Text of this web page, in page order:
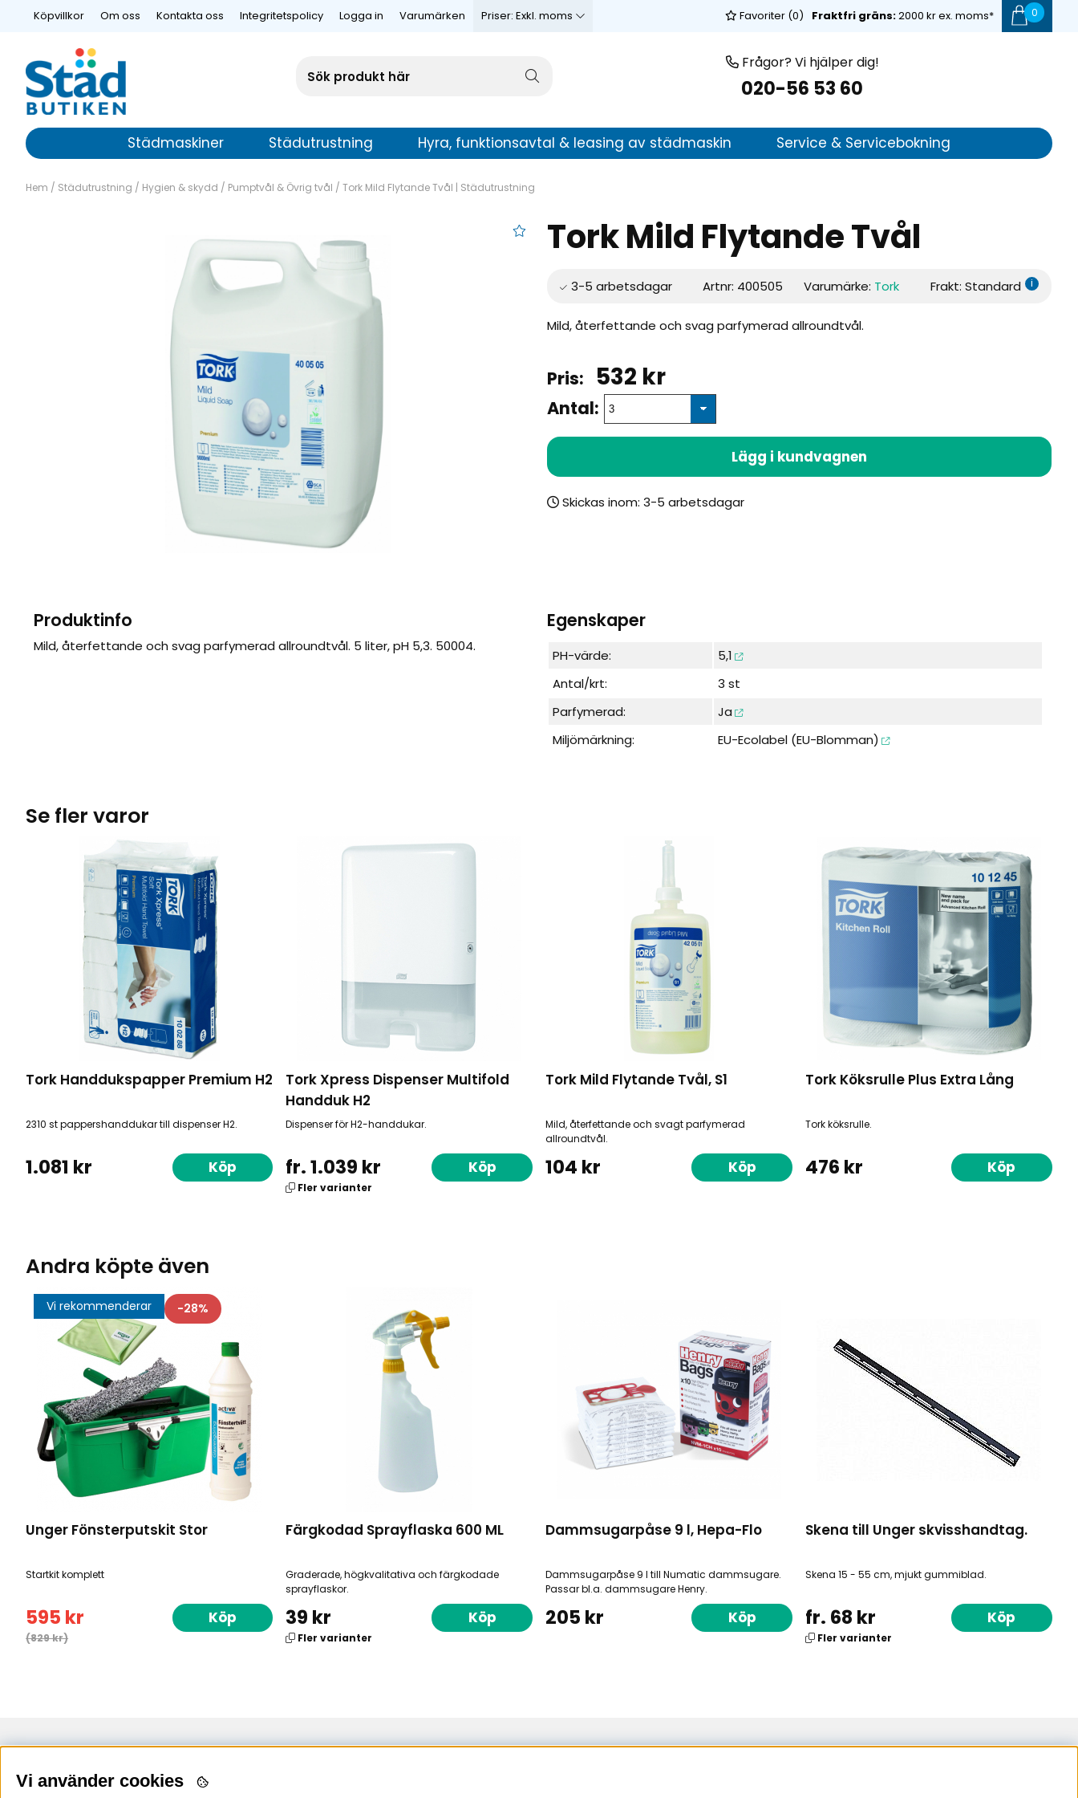
Köpvillkor Om oss Kontakta oss Integritetspolicy Logga in Varumärken Priser: Exkl. moms 0
Fraktfri gräns:2000 kr ex. moms*
Favoriter (0)
Frågor? Vi hjälper dig!
020-56 53 60
Städmaskiner Städutrustning Hyra, funktionsavtal & leasing av städmaskin Service & Servicebokning
Hem / Städutrustning / Hygien & skydd / Pumptvål & Övrig tvål / Tork Mild Flytande Tvål | Städutrustning
Tork Mild Flytande Tvål
Artnr: 400505 Varumärke: Tork Frakt: Standard i
Mild, återfettande och svag parfymerad allroundtvål.
532 kr
Antal:
Lägg i kundvagnen
Skickas inom:
Produktinfo
Mild, återfettande och svag parfymerad allroundtvål. 5 liter, pH 5,3. 50004.
Egenskaper
PH-värde:
5,1
Antal/krt:
3 st
Parfymerad:
Ja
Miljömärkning:
EU-Ecolabel (EU-Blomman)
Se fler varor
Tork Handdukspapper Premium H2
2310 st pappershanddukar till dispenser H2.
1.081 kr Köp
Tork Xpress Dispenser Multifold
Handduk H2
Dispenser för H2-handdukar.
fr. 1.039 kr
Fler varianter
Köp
Tork Mild Flytande Tvål, S1
Mild, återfettande och svagt parfymerad
allroundtvål.
104 kr Köp
Tork Köksrulle Plus Extra Lång
Tork köksrulle.
476 kr Köp
Andra köpte även
Vi rekommenderar 28
Unger Fönsterputskit Stor
Startkit komplett
595 kr
(829 kr)
Köp
Färgkodad Sprayflaska 600 ML
Graderade, högkvalitativa och färgkodade
sprayflaskor.
39 kr
Fler varianter
Köp
Dammsugarpåse 9 l, Hepa-Flo
Dammsugarpåse 9 l till Numatic dammsugare.
Passar bl.a. dammsugare Henry.
205 kr Köp
Skena till Unger skvisshandtag.
Skena 15 - 55 cm, mjukt gummiblad.
fr. 68 kr
Fler varianter
Köp
Arkgatan 4
Vi använder cookies